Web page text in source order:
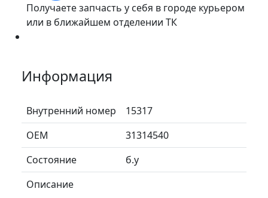
Получаете запчасть у себя в городе курьером
или в ближайшем отделении ТК
Информация
Внутренний номер
15317
ОЕМ
31314540
Состояние
б.у
Описание